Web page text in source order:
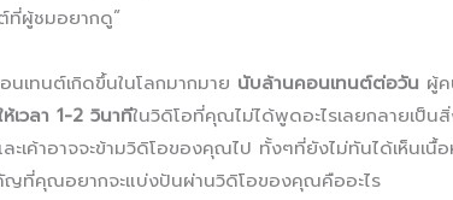
ที่ผู้ชมอยากดู”
เทนต์เกิดขึ้นในโลกมากมาย นับล้านคอนเทนต์ต่อวัน ผู้ค
ห้เวลา 1-2 วินาทีในวิดิโอที่คุณไม่ได้พูดอะไรเลยกลายเป็น
ะเค้าอาจจะข้ามวิดิโอของคุณไป ทั้งๆที่ยังไม่ทันได้เห็นเนื้
ญที่คุณอยากจะแบ่งปันผ่านวิดิโอของคุณคืออะไร